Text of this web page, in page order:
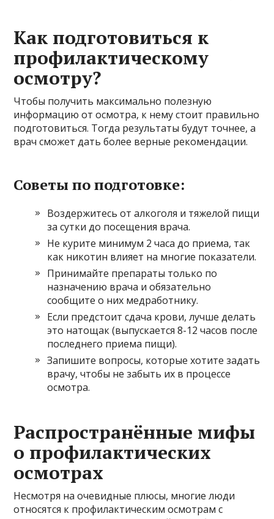
Как подготовиться к
профилактическому
осмотру?
Чтобы получить максимально полезную
информацию от осмотра, к нему стоит правильно
подготовиться. Тогда результаты будут точнее, а
врач сможет дать более верные рекомендации.
Советы по подготовке:
Воздержитесь от алкоголя и тяжелой пищи
за сутки до посещения врача.
Не курите минимум 2 часа до приема, так
как никотин влияет на многие показатели.
Принимайте препараты только по
назначению врача и обязательно
сообщите о них медработнику.
Если предстоит сдача крови, лучше делать
это натощак (выпускается 8-12 часов после
последнего приема пищи).
Запишите вопросы, которые хотите задать
врачу, чтобы не забыть их в процессе
осмотра.
Распространённые мифы
о профилактических
осмотрах
Несмотря на очевидные плюсы, многие люди
относятся к профилактическим осмотрам с